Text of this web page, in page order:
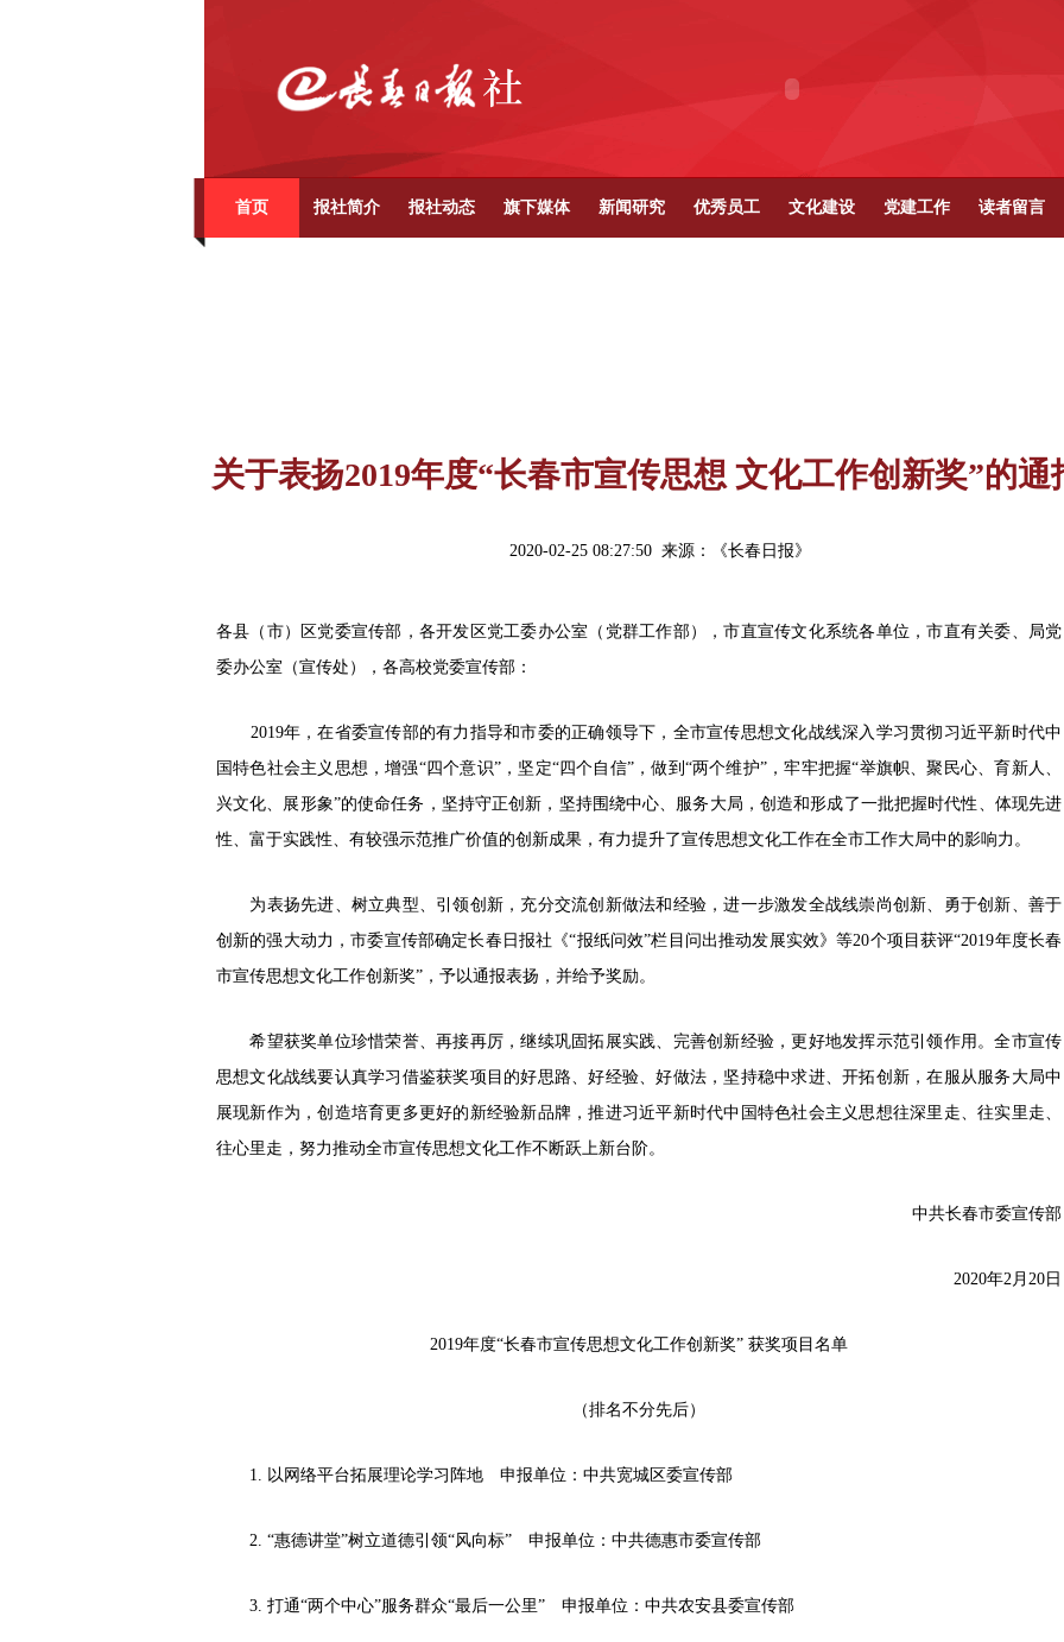
首页 报社简介 报社动态 旗下媒体 新闻研究 优秀员工 文化建设 党建工作 读者留言
关于表扬2019年度“长春市宣传思想 文化工作创新奖”的通
2020-02-25 08:27:50 来源： 《长春日报》
各县（市）区党委宣传部，各开发区党工委办公室（党群工作部），市直宣传文化系统各单位，市直有关委、局党
委办公室（宣传处），各高校党委宣传部：
2019年，在省委宣传部的有力指导和市委的正确领导下，全市宣传思想文化战线深入学习贯彻习近平新时代中
国特色社会主义思想，增强“四个意识”，坚定“四个自信”，做到“两个维护”，牢牢把握“举旗帜、聚民心、育新人、
兴文化、展形象”的使命任务，坚持守正创新，坚持围绕中心、服务大局，创造和形成了一批把握时代性、体现先进
性、富于实践性、有较强示范推广价值的创新成果，有力提升了宣传思想文化工作在全市工作大局中的影响力。
为表扬先进、树立典型、引领创新，充分交流创新做法和经验，进一步激发全战线崇尚创新、勇于创新、善于
创新的强大动力，市委宣传部确定长春日报社《“报纸问效”栏目问出推动发展实效》等20个项目获评“2019年度长春
市宣传思想文化工作创新奖”，予以通报表扬，并给予奖励。
希望获奖单位珍惜荣誉、再接再厉，继续巩固拓展实践、完善创新经验，更好地发挥示范引领作用。全市宣传
思想文化战线要认真学习借鉴获奖项目的好思路、好经验、好做法，坚持稳中求进、开拓创新，在服从服务大局中
展现新作为，创造培育更多更好的新经验新品牌，推进习近平新时代中国特色社会主义思想往深里走、往实里走、
往心里走，努力推动全市宣传思想文化工作不断跃上新台阶。
中共长春市委宣传部
2020年2月20日
2019年度“长春市宣传思想文化工作创新奖” 获奖项目名单
（排名不分先后）
1. 以网络平台拓展理论学习阵地 申报单位：中共宽城区委宣传部
2. “惠德讲堂”树立道德引领“风向标” 申报单位：中共德惠市委宣传部
3. 打通“两个中心”服务群众“最后一公里” 申报单位：中共农安县委宣传部